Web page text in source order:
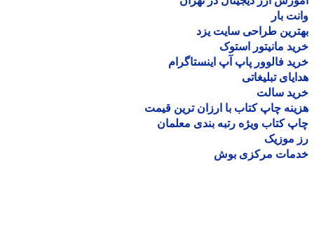
بار
طراحی سایت یزد
مانیتور استوک
فالوور پاپ آپ اینستاگرام
تبلیغاتی
سالت
چاپ کتاب با ارزان ترین قیمت
کتاب ویژه رتبه بندی معلمان
موزیک
مرکزی بوش